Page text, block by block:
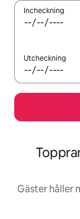
Incheckning
Utcheckning
Gäster håller